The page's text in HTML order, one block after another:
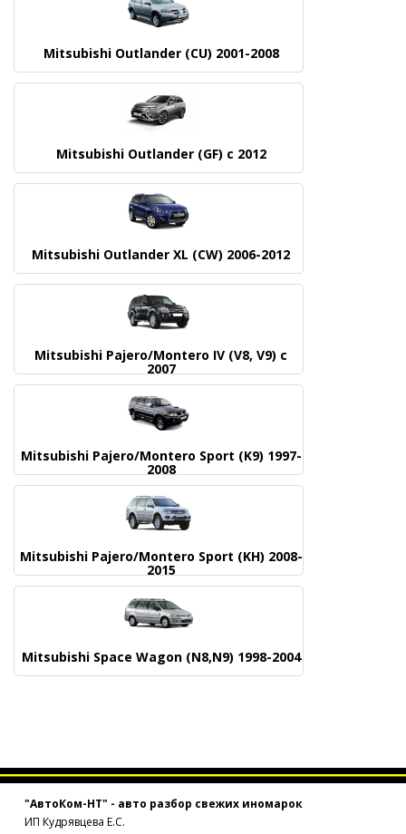
Mitsubishi Outlander (CU) 2001-2008
Mitsubishi Outlander (GF) c 2012
Mitsubishi Outlander XL (CW) 2006-2012
Mitsubishi Pajero/Montero IV (V8, V9) c
2007
Mitsubishi Pajero/Montero Sport (K9) 1997-
2008
Mitsubishi Pajero/Montero Sport (KH) 2008-
2015
Mitsubishi Space Wagon (N8,N9) 1998-2004
"АвтоКом-НТ" - авто разбор свежих иномарок
ИП Кудрявцева Е.С.